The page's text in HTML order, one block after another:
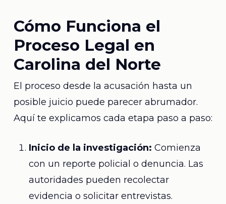
Cómo Funciona el
Proceso Legal en
Carolina del Norte
El proceso desde la acusación hasta un
posible juicio puede parecer abrumador.
Aquí te explicamos cada etapa paso a paso:
Inicio de la investigación: Comienza
con un reporte policial o denuncia. Las
autoridades pueden recolectar
evidencia o solicitar entrevistas.